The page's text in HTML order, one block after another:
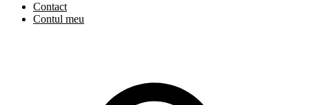
Contact
Contul meu